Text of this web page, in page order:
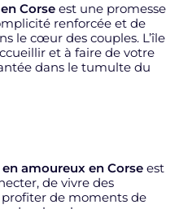
Corse est une promesse
renforcée et de
le cœur des couples. L’île
et à faire de votre
dans le tumulte du
amoureux en Corse est
de vivre des
de moments de